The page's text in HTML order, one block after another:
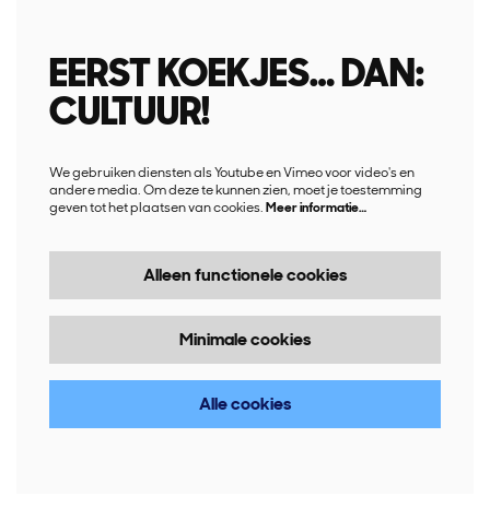
EERST KOEKJES… DAN:
CULTUUR!
We gebruiken diensten als Youtube en Vimeo voor video's en
andere media. Om deze te kunnen zien, moet je toestemming
geven tot het plaatsen van cookies.Meer informatie…
Alleen functionele cookies
Minimale cookies
Alle cookies